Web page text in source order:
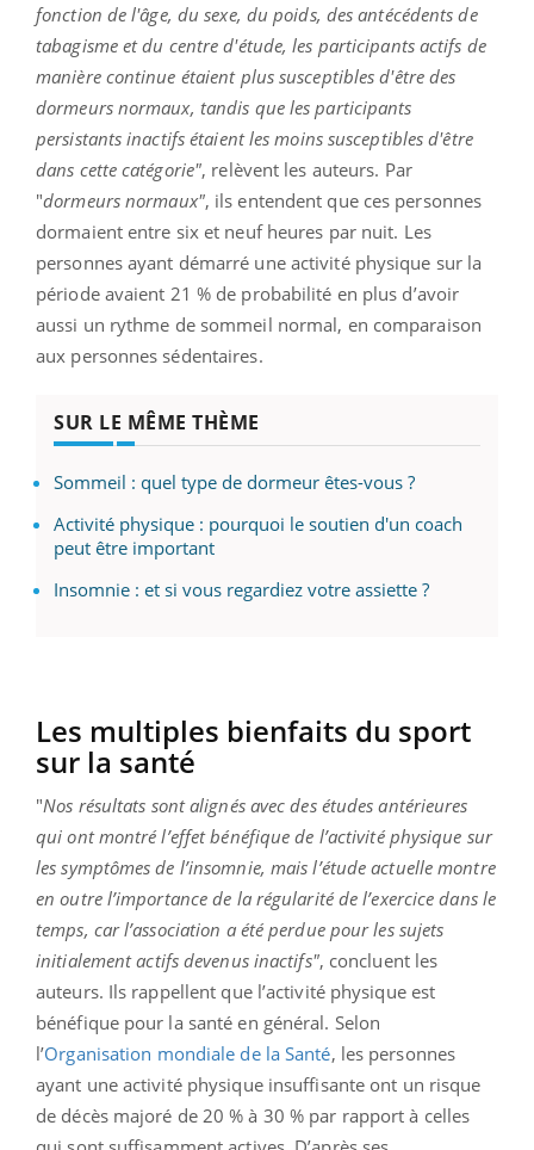
fonction de l'âge, du sexe, du poids, des antécédents de
tabagisme et du centre d'étude, les participants actifs de
manière continue étaient plus susceptibles d'être des
dormeurs normaux, tandis que les participants
persistants inactifs étaient les moins susceptibles d'être
dans cette catégorie", relèvent les auteurs. Par
"dormeurs normaux", ils entendent que ces personnes
dormaient entre six et neuf heures par nuit. Les
personnes ayant démarré une activité physique sur la
période avaient 21 % de probabilité en plus d’avoir
aussi un rythme de sommeil normal, en comparaison
aux personnes sédentaires.
SUR LE MÊME THÈME
Sommeil : quel type de dormeur êtes-vous ?
Activité physique : pourquoi le soutien d'un coach
peut être important
Insomnie : et si vous regardiez votre assiette ?
Les multiples bienfaits du sport
sur la santé
"Nos résultats sont alignés avec des études antérieures
qui ont montré l’effet bénéfique de l’activité physique sur
les symptômes de l’insomnie, mais l’étude actuelle montre
en outre l’importance de la régularité de l’exercice dans le
temps, car l’association a été perdue pour les sujets
initialement actifs devenus inactifs", concluent les
auteurs. Ils rappellent que l’activité physique est
bénéfique pour la santé en général. Selon
l’Organisation mondiale de la Santé, les personnes
ayant une activité physique insuffisante ont un risque
de décès majoré de 20 % à 30 % par rapport à celles